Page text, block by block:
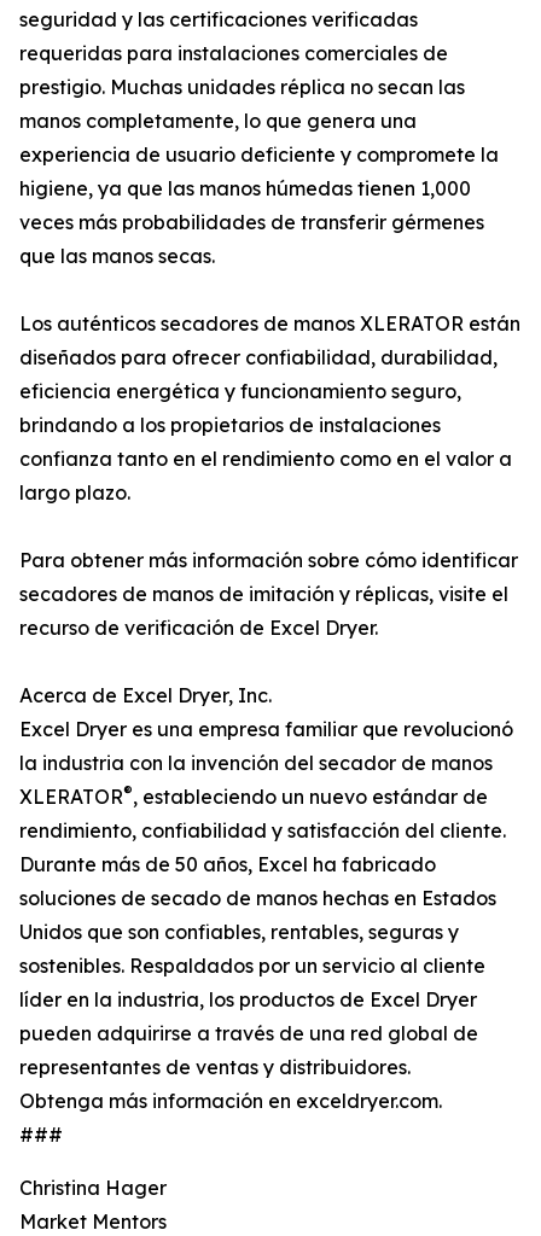
seguridad y las certificaciones verificadas
requeridas para instalaciones comerciales de
prestigio. Muchas unidades réplica no secan las
manos completamente, lo que genera una
experiencia de usuario deficiente y compromete la
higiene, ya que las manos húmedas tienen 1,000
veces más probabilidades de transferir gérmenes
que las manos secas.
Los auténticos secadores de manos XLERATOR están
diseñados para ofrecer confiabilidad, durabilidad,
eficiencia energética y funcionamiento seguro,
brindando a los propietarios de instalaciones
confianza tanto en el rendimiento como en el valor a
largo plazo.
Para obtener más información sobre cómo identificar
secadores de manos de imitación y réplicas, visite el
recurso de verificación de Excel Dryer.
Acerca de Excel Dryer, Inc.
Excel Dryer es una empresa familiar que revolucionó
la industria con la invención del secador de manos
XLERATOR®, estableciendo un nuevo estándar de
rendimiento, confiabilidad y satisfacción del cliente.
Durante más de 50 años, Excel ha fabricado
soluciones de secado de manos hechas en Estados
Unidos que son confiables, rentables, seguras y
sostenibles. Respaldados por un servicio al cliente
líder en la industria, los productos de Excel Dryer
pueden adquirirse a través de una red global de
representantes de ventas y distribuidores.
Obtenga más información en exceldryer.com.
###
Christina Hager
Market Mentors